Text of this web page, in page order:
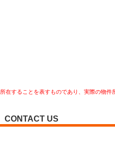
することを表すものであり、実際の物件
CONTACT US